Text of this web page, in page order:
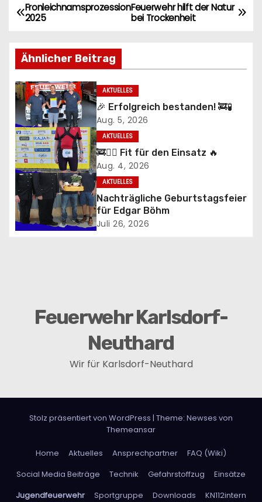
B
i
t
r
a
g
s
n
a
Feuerwehr hilft der Natur
bei Trockenheit
Fronleichnamsprozession
2025
Ähnlicher Beitrag
AKTUELLES
🎉 Erfolgreich bestanden! 🚒🧪
Aug. 5, 2026
AKTUELLES
🚒🏃‍♂️ Fit für den Einsatz 🔥
Aug. 4, 2026
AKTUELLES
Nachträgliche Geburtstagsfeier
für Edgar Böhm
Juli 26, 2026
Feuerwehr Karlsdorf-
Neuthard
Wir für Karlsdorf-Neuthard
Stolz präsentiert von WordPress | Theme: Newses von
Themeansar
Home Aktuelles Ansprechpartner
FAQ (Wiki)
Social Media Beiträge
Technik Gefahrstoffzug
Einsätze
Jugendfeuerwehr
Sportgruppe Downloads KN112intern